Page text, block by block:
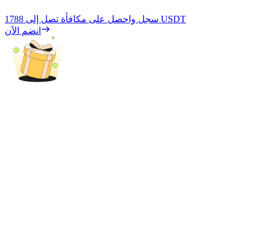
سجل واحصل على مكافأة تصل إلى 1788 USDT
انضم الآن